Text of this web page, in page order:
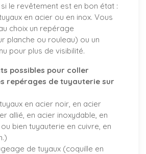
le revêtement est en bon état :
en acier ou en inox. Vous
choix un repérage
planche ou rouleau) ou un
pour plus de visibilité.
possibles pour coller
repérages de tuyauterie sur
en acier noir, en acier
allié, en acier inoxydable, en
bien tuyauterie en cuivre, en
de tuyaux (coquille en